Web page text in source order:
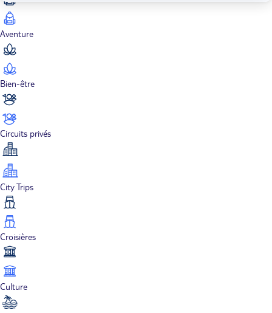
Aventure
Bien-être
Circuits privés
City Trips
Croisières
Culture